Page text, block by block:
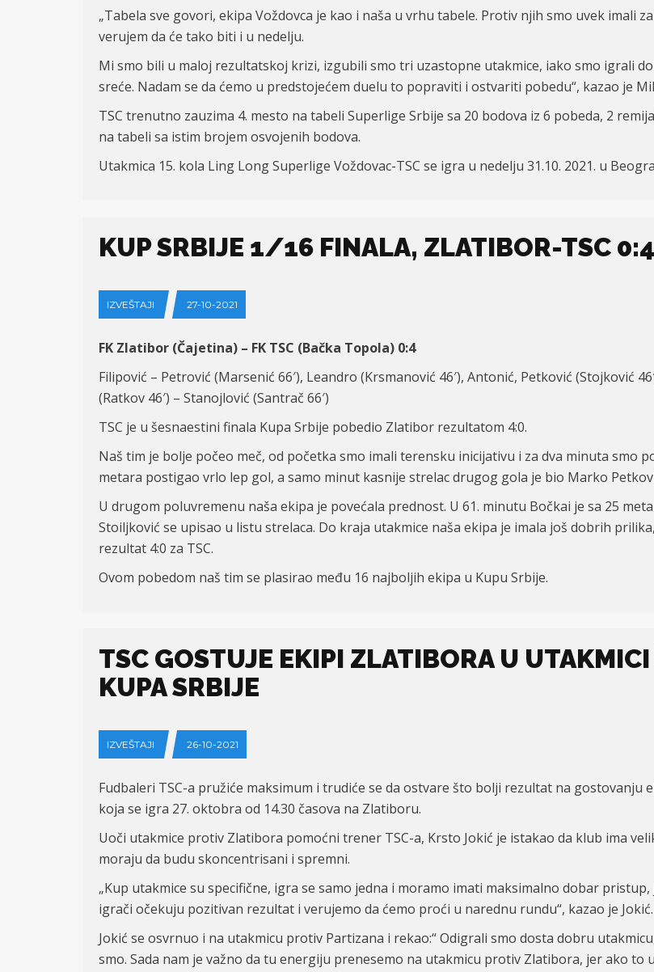
„Tabela sve govori, ekipa Voždovca je kao i naša u vrhu tabele. Protiv njih smo uvek imali
verujem da će tako biti i u nedelju.
Mi smo bili u maloj rezultatskoj krizi, izgubili smo tri uzastopne utakmice, iako smo igrali
sreće. Nadam se da ćemo u predstojećem duelu to popraviti i ostvariti pobedu“, kazao je
TSC trenutno zauzima 4. mesto na tabeli Superlige Srbije sa 20 bodova iz 6 pobeda, 2
na tabeli sa istim brojem osvojenih bodova.
Utakmica 15. kola Ling Long Superlige Voždovac-TSC se igra u nedelju 31.10. 2021. u
KUP SRBIJE 1/16 FINALA, ZLATIBOR-TSC 0:4
IZVEŠTAJI 27-10-2021
FK Zlatibor (Čajetina) – FK TSC (Bačka Topola) 0:4
Filipović – Petrović (Marsenić 66′), Leandro (Krsmanović 46′), Antonić, Petković (Stojković 46
(Ratkov 46′) – Stanojlović (Santrač 66′)
TSC je u šesnaestini finala Kupa Srbije pobedio Zlatibor rezultatom 4:0.
Naš tim je bolje počeo meč, od početka smo imali terensku inicijativu i za dva minuta smo
metara postigao vrlo lep gol, a samo minut kasnije strelac drugog gola je bio Marko
U drugom poluvremenu naša ekipa je povećala prednost. U 61. minutu Bočkai je sa 25
Stoiljković se upisao u listu strelaca. Do kraja utakmice naša ekipa je imala još dobrih
rezultat 4:0 za TSC.
Ovom pobedom naš tim se plasirao među 16 najboljih ekipa u Kupu Srbije.
TSC GOSTUJE EKIPI ZLATIBORA U
KUPA SRBIJE
IZVEŠTAJI 26-10-2021
Fudbaleri TSC-a pružiće maksimum i trudiće se da ostvare što bolji rezultat na gostovanju
koja se igra 27. oktobra od 14.30 časova na Zlatiboru.
Uoči utakmice protiv Zlatibora pomoćni trener TSC-a, Krsto Jokić je istakao da klub ima
moraju da budu skoncentrisani i spremni.
„Kup utakmice su specifične, igra se samo jedna i moramo imati maksimalno dobar
igrači očekuju pozitivan rezultat i verujemo da ćemo proći u narednu rundu“, kazao je Jokić.
Jokić se osvrnuo i na utakmicu protiv Partizana i rekao:“ Odigrali smo dosta dobru
smo. Sada nam je važno da tu energiju prenesemo na utakmicu protiv Zlatibora, jer ako to